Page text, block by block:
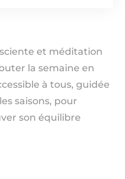
et méditation
la semaine en
à tous, guidée
saisons, pour
son équilibre